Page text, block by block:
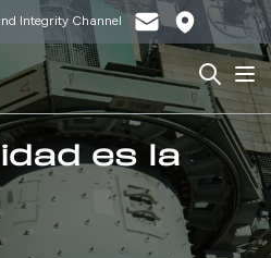
Integrity Channel
Search
es la